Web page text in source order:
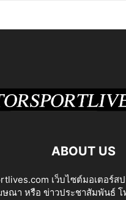
ABOUT US
เว็บไซต์มอเตอร์ส
ณา หรือ ข่าวประชาสัมพันธ์ โ